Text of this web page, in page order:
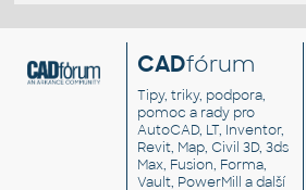
CADfórum
Tipy, triky, podpora,
pomoc a rady pro
AutoCAD, LT, Inventor,
Revit, Map, Civil 3D, 3ds
Max, Fusion, Forma,
Vault, PowerMill a další